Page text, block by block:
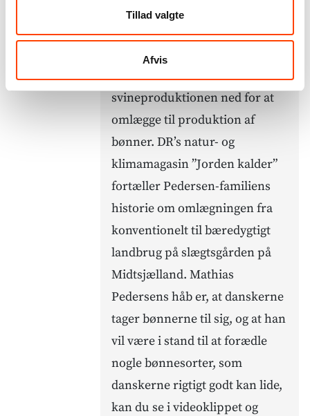
Tillad valgte
Afvis
Mathias Pedersen har overtaget
familiens slægtsgård gennem
syv generationer, men har nu
valgt at lukke
svineproduktionen ned for at
omlægge til produktion af
bønner. DR’s natur- og
klimamagasin ”Jorden kalder”
fortæller Pedersen-familiens
historie om omlægningen fra
konventionelt til bæredygtigt
landbrug på slægtsgården på
Midtsjælland. Mathias
Pedersens håb er, at danskerne
tager bønnerne til sig, og at han
vil være i stand til at forædle
nogle bønnesorter, som
danskerne rigtigt godt kan lide,
kan du se i videoklippet og